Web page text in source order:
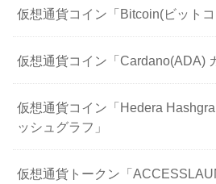
仮想通貨コイン「Bitcoin(ビットコ
仮想通貨コイン「Cardano(ADA)
仮想通貨コイン「Hedera
ッシュグラフ」
仮想通貨トークン「